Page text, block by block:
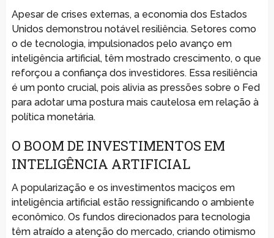
Apesar de crises externas, a economia dos Estados
Unidos demonstrou notável resiliência. Setores como
o de tecnologia, impulsionados pelo avanço em
inteligência artificial, têm mostrado crescimento, o que
reforçou a confiança dos investidores. Essa resiliência
é um ponto crucial, pois alivia as pressões sobre o Fed
para adotar uma postura mais cautelosa em relação à
política monetária.
O BOOM DE INVESTIMENTOS EM
INTELIGÊNCIA ARTIFICIAL
A popularização e os investimentos maciços em
inteligência artificial estão ressignificando o ambiente
econômico. Os fundos direcionados para tecnologia
têm atraído a atenção do mercado, criando otimismo